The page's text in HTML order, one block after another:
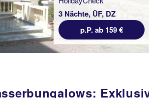
3 Nächte, ÜF, XX
p.P. ab 333 €